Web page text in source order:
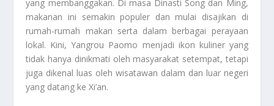
yang membanggakan. Di masa Dinasti Song dan Ming,
makanan ini semakin populer dan mulai disajikan di
rumah-rumah makan serta dalam berbagai perayaan
lokal. Kini, Yangrou Paomo menjadi ikon kuliner yang
tidak hanya dinikmati oleh masyarakat setempat, tetapi
juga dikenal luas oleh wisatawan dalam dan luar negeri
yang datang ke Xi’an.